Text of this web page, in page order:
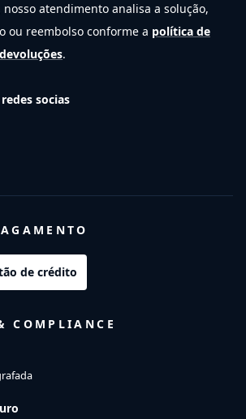
atendimento analisa a solução,
ou reembolso conforme a política de
.
socias
de crédito
COMPLIANCE